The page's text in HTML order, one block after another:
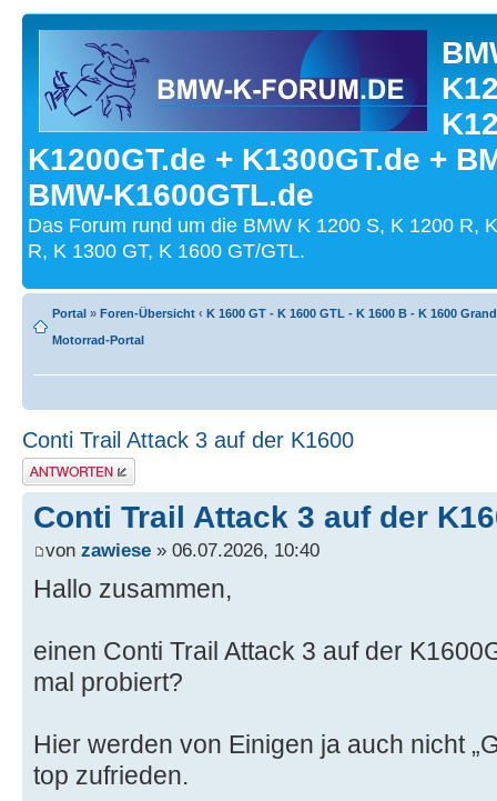
K1200GT.de + K1300GT.de +
BMW-K1600GTL.de
Das Forum rund um die BMW K 1200 S, K 1200 R,
R, K 1300 GT, K 1600 GT/GTL.
Portal » Foren-Übersicht ‹ K 1600 GT - K 1600 GTL - K 1600 B - K 1600
Motorrad-Portal
Conti Trail Attack 3 auf der K1600
Antwort schreiben
Conti Trail Attack 3 auf der
von zawiese » 06.07.2026, 10:40
Hallo zusammen,
einen Conti Trail Attack 3 auf der
mal probiert?
Hier werden von Einigen ja auch nicht
top zufrieden.